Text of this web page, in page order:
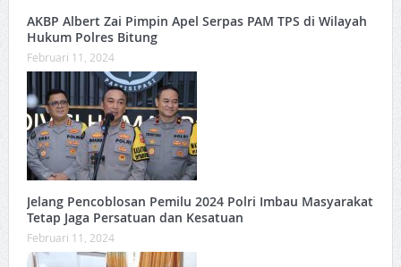
AKBP Albert Zai Pimpin Apel Serpas PAM TPS di Wilayah
Hukum Polres Bitung
Februari 11, 2024
Jelang Pencoblosan Pemilu 2024 Polri Imbau Masyarakat
Tetap Jaga Persatuan dan Kesatuan
Februari 11, 2024